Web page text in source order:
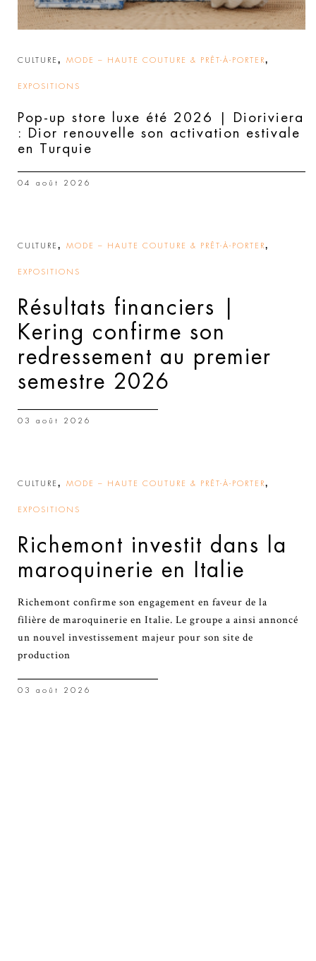
CULTURE , MODE – HAUTE COUTURE & PRÊT-À-PORTER,
EXPOSITIONS
Pop-up store luxe été 2026 | Dioriviera
: Dior renouvelle son activation estivale
en Turquie
04 août 2026
CULTURE , MODE – HAUTE COUTURE & PRÊT-À-PORTER,
EXPOSITIONS
Résultats financiers |
Kering confirme son
redressement au premier
semestre 2026
03 août 2026
CULTURE , MODE – HAUTE COUTURE & PRÊT-À-PORTER,
EXPOSITIONS
Richemont investit dans la
maroquinerie en Italie
Richemont confirme son engagement en faveur de la
filière de maroquinerie en Italie. Le groupe a ainsi annoncé
un nouvel investissement majeur pour son site de
production
03 août 2026